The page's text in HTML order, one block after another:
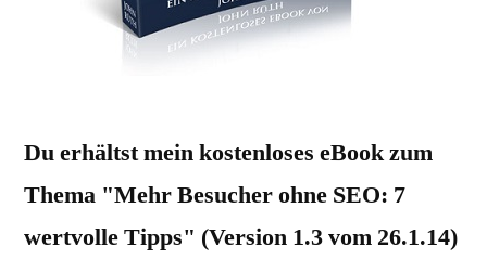
Du erhältst mein kostenloses eBook zum
Thema "Mehr Besucher ohne SEO: 7
wertvolle Tipps" (Version 1.3 vom 26.1.14)